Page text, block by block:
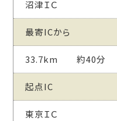
沼津ＩＣ
最寄ICから
33.7km 約40分
起点IC
東京ＩＣ